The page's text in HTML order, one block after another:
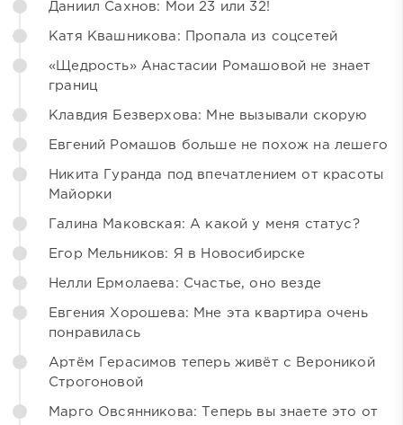
Даниил Сахнов: Мои 23 или 32!
Катя Квашникова: Пропала из соцсетей
«Щедрость» Анастасии Ромашовой не знает
границ
Клавдия Безверхова: Мне вызывали скорую
Евгений Ромашов больше не похож на лешего
Никита Гуранда под впечатлением от красоты
Майорки
Галина Маковская: А какой у меня статус?
Егор Мельников: Я в Новосибирске
Нелли Ермолаева: Счастье, оно везде
Евгения Хорошева: Мне эта квартира очень
понравилась
Артём Герасимов теперь живёт с Вероникой
Строгоновой
Марго Овсянникова: Теперь вы знаете это от